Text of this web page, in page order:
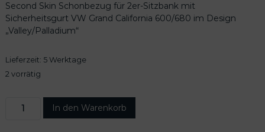
Second Skin Schonbezug für 2er-Sitzbank mit
Sicherheitsgurt VW Grand California 600/680 im Design
„Valley/Palladium“
Lieferzeit: 5 Werktage
2 vorrätig
In den Warenkorb